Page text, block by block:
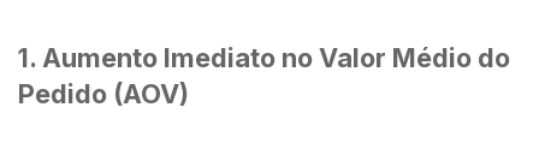
1. Aumento Imediato no Valor Médio do
Pedido (AOV)